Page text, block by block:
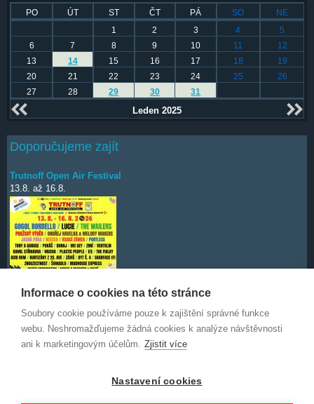
PO ÚT ST ČT PÁ SO
NE
1
2 3 4
5
6
7 8 9 10 11
12
13
14 15 16 17 18
19
20
21 22 23 24 25
26
27
28 29 30 31
Leden 2025
Doporučujeme zajít
Trutnoff Open Air Festival
13.8. až 16.8.
Deep Purple
7.10.
Informace o cookies na této stránce
Soubory cookie používáme pouze k zajištění správné funkce
webu. Neshromažďujeme žádná cookies k analýze návštěvnosti
ani k marketingovým účelům. Zjistit více
Nastavení cookies